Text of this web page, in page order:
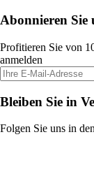
Abonnieren Sie
Profitieren Sie von
anmelden
Bleiben Sie in
Folgen Sie uns in